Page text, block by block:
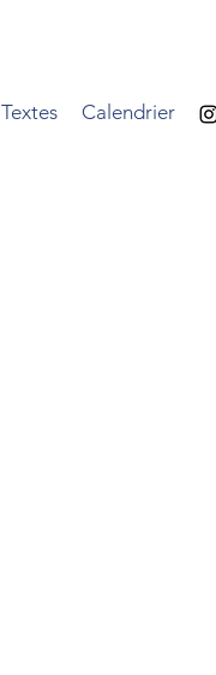
Textes Calendrier